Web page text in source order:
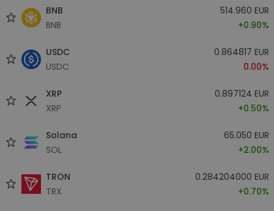
BNB
BNB
514.960 EUR
+0.90%
USDC
USDC
0.864817 EUR
0.00%
XRP
XRP
0.897124 EUR
+0.50%
Solana
SOL
65.050 EUR
+2.00%
TRON
TRX
0.284204000 EUR
+0.70%